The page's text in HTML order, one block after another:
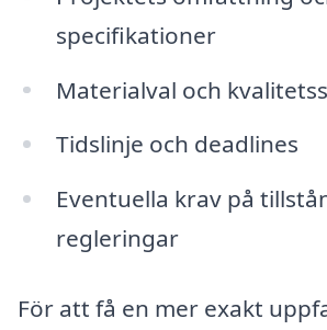
specifikationer
Materialval och
Tidslinje och deadlines
Eventuella krav på
regleringar
För att få en mer exakt